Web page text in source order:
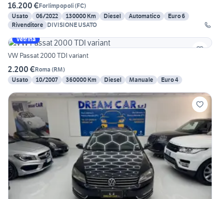
16.200 €Forlimpopoli(FC)
Usato
06/2022 130000 Km Diesel Automatico
Euro 6
Rivenditore DIVISIONE USATO
Vetrina
VW Passat 2000 TDI variant
2.200 €Roma (RM)
Usato
10/2007 360000 Km Diesel Manuale Euro 4